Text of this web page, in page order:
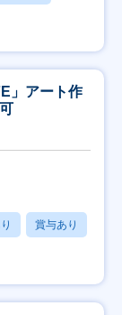
」アート作
賞与あり